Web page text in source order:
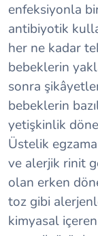
enfeksiyonla
antibiyotik
her ne kadar
bebeklerin
sonra
bebeklerin
yetişkinlik
Üstelik
ve alerjik rinit
olan erken
toz gibi
kimyasal